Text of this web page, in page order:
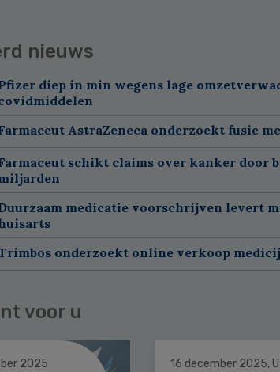
nieuws
diep in min wegens lage
AstraZeneca onderzoekt fusie
schikt claims over kanker door
medicatie voorschrijven levert
onderzoekt online verkoop
voor u
2025 16 december 2025,